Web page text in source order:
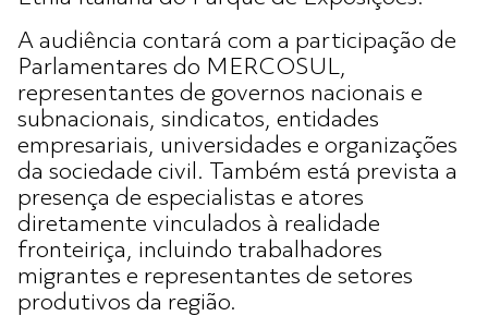
A audiência contará com a participação de
Parlamentares do MERCOSUL,
representantes de governos nacionais e
subnacionais, sindicatos, entidades
empresariais, universidades e organizações
da sociedade civil. Também está prevista a
presença de especialistas e atores
diretamente vinculados à realidade
fronteiriça, incluindo trabalhadores
migrantes e representantes de setores
produtivos da região.